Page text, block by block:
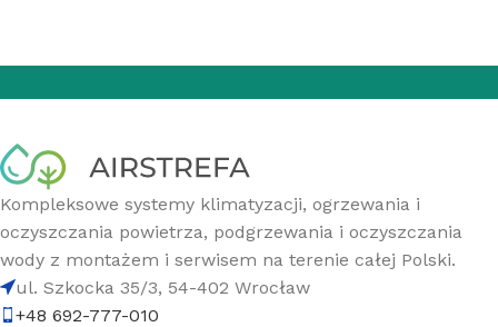
Kompleksowe systemy klimatyzacji, ogrzewania i
oczyszczania powietrza, podgrzewania i oczyszczania
wody z montażem i serwisem na terenie całej Polski.
ul. Szkocka 35/3, 54-402 Wrocław
+48 692-777-010